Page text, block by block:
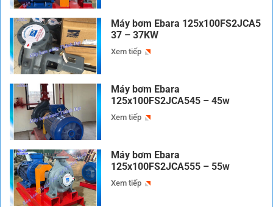
Máy bơm Ebara 125x100FS2JCA5
37 – 37KW
Xem tiếp
Máy bơm Ebara
125x100FS2JCA545 – 45w
Xem tiếp
Máy bơm Ebara
125x100FS2JCA555 – 55w
Xem tiếp